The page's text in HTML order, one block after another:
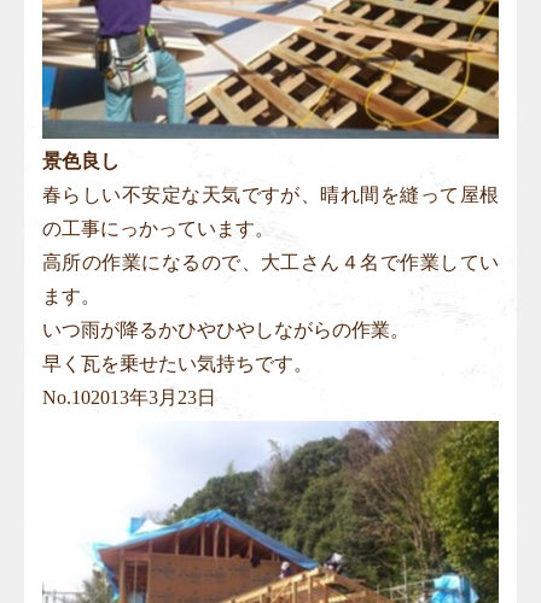
景色良し
春らしい不安定な天気ですが、晴れ間を縫って屋根
の工事にっかっています。
高所の作業になるので、大工さん４名で作業してい
ます。
いつ雨が降るかひやひやしながらの作業。
早く瓦を乗せたい気持ちです。
No.102013年3月23日